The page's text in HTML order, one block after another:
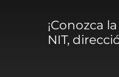
¡Conozca
NIT,